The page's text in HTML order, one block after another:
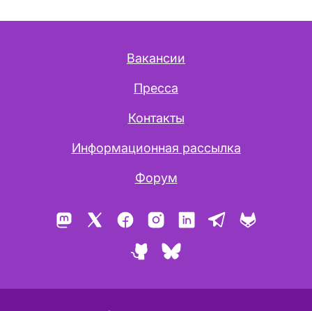
Вакансии
Пресса
Контакты
Информационная рассылка
Форум
Mastodon FacebookInstagramLinkedInTelegram
GitHubBluesky